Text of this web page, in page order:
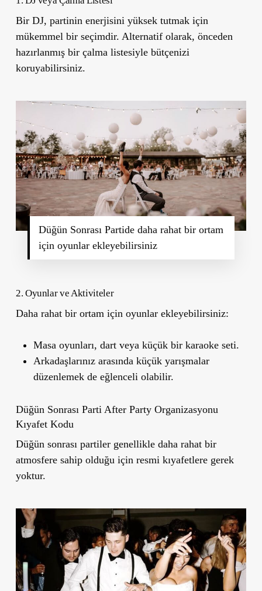
Bir DJ, partinin enerjisini yüksek tutmak için
mükemmel bir seçimdir. Alternatif olarak, önceden
hazırlanmış bir çalma listesiyle bütçenizi
koruyabilirsiniz.
Düğün Sonrası Partide daha rahat bir ortam
için oyunlar ekleyebilirsiniz
2. Oyunlar ve Aktiviteler
Daha rahat bir ortam için oyunlar ekleyebilirsiniz:
Masa oyunları, dart veya küçük bir karaoke seti.
Arkadaşlarınız arasında küçük yarışmalar
düzenlemek de eğlenceli olabilir.
Düğün Sonrası Parti After Party Organizasyonu
Kıyafet Kodu
Düğün sonrası partiler genellikle daha rahat bir
atmosfere sahip olduğu için resmi kıyafetlere gerek
yoktur.